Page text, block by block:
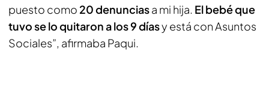
puesto como 20 denunciasa mi hija. El bebé que
tuvo se lo quitaron a los 9 díasy está con Asuntos
Sociales”, afirmaba Paqui.